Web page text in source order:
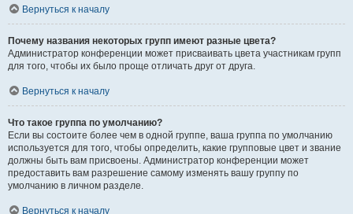
Вернуться к началу
Почему названия некоторых групп имеют разные цвета?
Администратор конференции может присваивать цвета участникам групп
для того, чтобы их было проще отличать друг от друга.
Вернуться к началу
Что такое группа по умолчанию?
Если вы состоите более чем в одной группе, ваша группа по умолчанию
используется для того, чтобы определить, какие групповые цвет и звание
должны быть вам присвоены. Администратор конференции может
предоставить вам разрешение самому изменять вашу группу по
умолчанию в личном разделе.
Вернуться к началу